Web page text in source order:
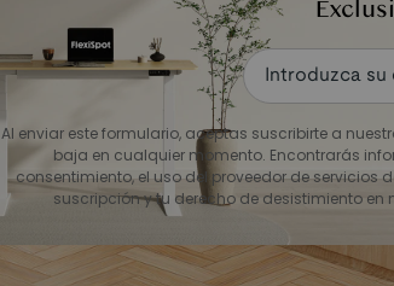
De
Hojas
BibliotecaConversación
Al enviar este formulario, aceptas suscribirte a
baja en cualquier momento. Encontrarás
consentimiento, el uso del proveedor de servicios
suscripción y tu derecho de desistimiento en